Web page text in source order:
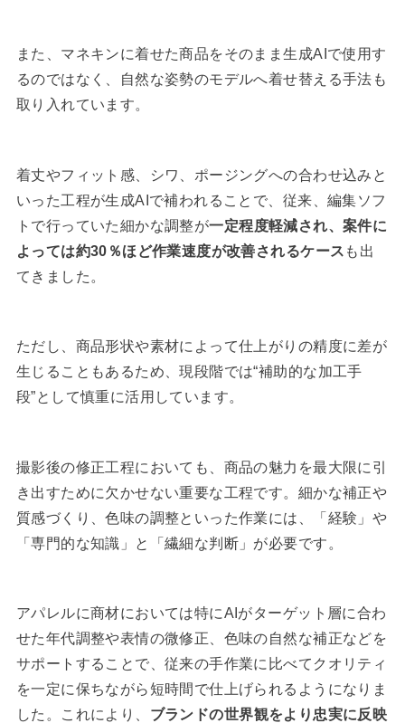
また、マネキンに着せた商品をそのまま生成AIで使用す
るのではなく、自然な姿勢のモデルへ着せ替える手法も
取り入れています。
着丈やフィット感、シワ、ポージングへの合わせ込みと
いった工程が生成AIで補われることで、従来、編集ソフ
トで行っていた細かな調整が一定程度軽減され、案件に
よっては約30％ほど作業速度が改善されるケース も出
てきました。
ただし、商品形状や素材によって仕上がりの精度に差が
生じることもあるため、現段階では“補助的な加工手
段”として慎重に活用しています。
撮影後の修正工程においても、商品の魅力を最大限に引
き出すために欠かせない重要な工程です。細かな補正や
質感づくり、色味の調整といった作業には、「経験」や
「専門的な知識」と「繊細な判断」が必要です。
アパレルに商材においては特にAIがターゲット層に合わ
せた年代調整や表情の微修正、色味の自然な補正などを
サポートすることで、従来の手作業に比べてクオリティ
を一定に保ちながら短時間で仕上げられるようになりま
した。これにより、 ブランドの世界観をより忠実に反映